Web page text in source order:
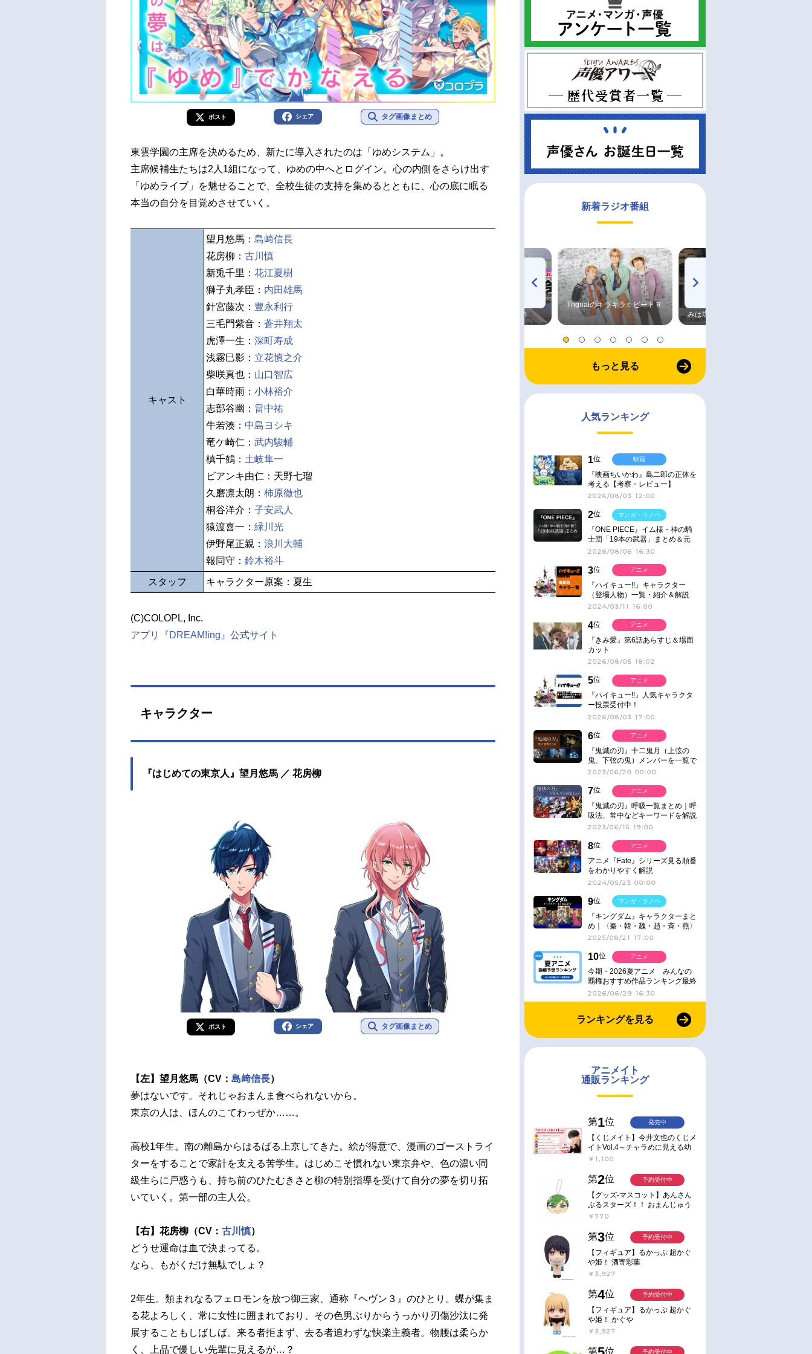
ポスト シェア タグ画像まとめ
東雲学園の主席を決めるため、新たに導入されたのは「ゆめシステム」。
主席候補生たちは2人1組になって、ゆめの中へとログイン。心の内側をさらけ出す
「ゆめライブ」を魅せることで、全校生徒の支持を集めるとともに、心の底に眠る
本当の自分を目覚めさせていく。
キャスト
望月悠馬： 島﨑信長
花房柳： 古川慎
新兎千里： 花江夏樹
獅子丸孝臣： 内田雄馬
針宮藤次： 豊永利行
三毛門紫音： 蒼井翔太
虎澤一生： 深町寿成
浅霧巳影： 立花慎之介
柴咲真也： 山口智広
白華時雨： 小林裕介
志部谷幽： 畠中祐
牛若湊： 中島ヨシキ
竜ケ崎仁： 武内駿輔
槙千鶴： 土岐隼一
ビアンキ由仁：天野七瑠
久磨凛太朗： 柿原徹也
桐谷洋介： 子安武人
猿渡喜一： 緑川光
伊野尾正親： 浪川大輔
報同守： 鈴木裕斗
スタッフ キャラクター原案：夏生
(C)COLOPL, Inc.
アプリ『DREAM!ing』公式サイト
キャラクター
『はじめての東京人』望月悠馬 ／ 花房柳
ポスト シェア タグ画像まとめ
【左】望月悠馬（CV： 島﨑信長）
夢はないです。それじゃおまんま食べられないから。
東京の人は、ほんのこてわっぜか……。
高校1年生。南の離島からはるばる上京してきた。絵が得意で、漫画のゴーストライ
ターをすることで家計を支える苦学生。はじめこそ慣れない東京弁や、色の濃い同
級生らに戸惑うも、持ち前のひたむきさと柳の特別指導を受けて自分の夢を切り拓
いていく。第一部の主人公。
【右】花房柳（CV： 古川慎）
どうせ運命は血で決まってる。
なら、もがくだけ無駄でしょ？
2年生。類まれなるフェロモンを放つ御三家、通称『ヘヴン３』のひとり。蝶が集ま
る花よろしく、常に女性に囲まれており、その色男ぶりからうっかり刃傷沙汰に発
展することもしばしば。来る者拒まず、去る者追わずな快楽主義者。物腰は柔らか
く、上品で優しい先輩に見えるが…？
新着ラジオ番組
radio 大直会 2nd season
Trignalのキラキラ☆ビートＲ
みは塩だけ
もっと見る
人気ランキング
1位
『映画ちいかわ』島二郎の正体を
考える【考察・レビュー】
2026/08/03 12:00
映画
2位
『ONE PIECE』イム様・神の騎
士団「19本の武器」まとめ＆元
ネタ
2026/08/06 16:30
マンガ・ラノベ
3位
『ハイキュー!!』キャラクター
（登場人物）一覧・紹介＆解説
2024/03/11 16:00
アニメ
4位
『きみ愛』第6話あらすじ＆場面
カット
2026/08/05 18:02
アニメ
5位
『ハイキュー!!』人気キャラクタ
ー投票受付中！
2026/08/03 17:00
アニメ
6位
『鬼滅の刃』十二鬼月（上弦の
鬼、下弦の鬼）メンバーを一覧で
紹介＆解説（登場鬼の情報まと
2023/06/20 00:00
アニメ
7位
『鬼滅の刃』呼吸一覧まとめ｜呼
吸法、常中などキーワードを解説
2023/06/15 19:00
アニメ
8位
アニメ『Fate』シリーズ見る順番
をわかりやすく解説
2024/05/23 00:00
アニメ
9位
『キングダム』キャラクターまと
め｜〈秦・韓・魏・趙・斉・燕〉
2025/08/21 17:00
マンガ・ラノベ
10位
今期・2026夏アニメ みんなの
覇権おすすめ作品ランキング最終
結果発表！
2026/06/29 16:30
アニメ
ランキングを見る
アニメイト
通販ランキング
第1位
【くじメイト】今井文也のくじメ
イトVol.4～チャラめに見える幼
馴染、実は一途で独占欲が強いん
￥1,100
発売中
第2位
【グッズ-マスコット】あんさん
ぶるスターズ！！ おまんじゅう
にぎにぎマスコット ねくすと2
￥770
予約受付中
第3位
【フィギュア】るかっぷ 超かぐ
や姫！ 酒寄彩葉
￥3,927
予約受付中
第4位
【フィギュア】るかっぷ 超かぐ
や姫！ かぐや
￥3,927
予約受付中
第 位 予約受付中